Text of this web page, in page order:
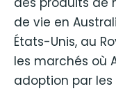
de vie en
États-Unis, au
les marchés où
adoption par